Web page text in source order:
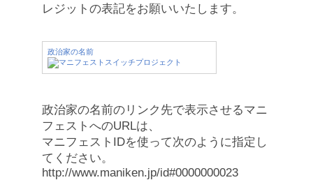
レジットの表記をお願いいたします。
政治家の名前
政治家の名前のリンク先で表示させるマニ
フェストへのURLは、
マニフェストIDを使って次のように指定し
てください。
http://www.maniken.jp/id#0000000023